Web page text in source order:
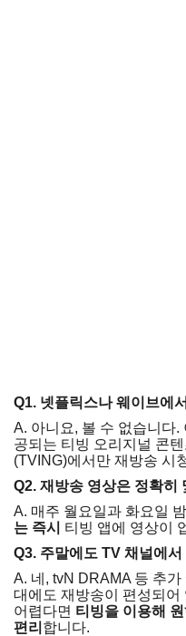
Q1. 넷플릭스나 웨이브에
A. 아니요, 볼 수 없습니다.
공되는 티빙 오리지널 콘
(TVING)에서만 재방송 시
Q2. 재방송 영상은 정확히
A. 매주 월요일과 화요일
는 즉시
티빙 앱에 영상이
Q3. 주말에도 TV 채널에
A. 네, tvN DRAMA 등 추
대에도 재방송이 편성되어
어렵다면 티빙을 이용해
편리 합니다.